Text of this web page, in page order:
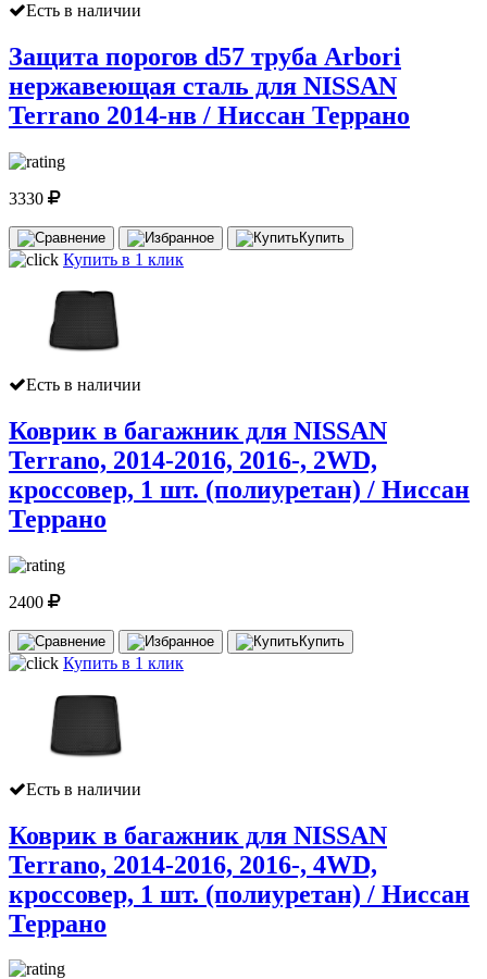
Есть в наличии
Защита порогов d57 труба Arbori
нержавеющая сталь для NISSAN
Terrano 2014-нв / Ниссан Террано
3330
Купить
Купить в 1 клик
Есть в наличии
Коврик в багажник для NISSAN
Terrano, 2014-2016, 2016-, 2WD,
кроссовер, 1 шт. (полиуретан) / Ниссан
Террано
2400
Купить
Купить в 1 клик
Есть в наличии
Коврик в багажник для NISSAN
Terrano, 2014-2016, 2016-, 4WD,
кроссовер, 1 шт. (полиуретан) / Ниссан
Террано